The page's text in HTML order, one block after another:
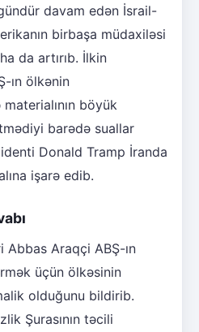
davam edən İsrail-
birbaşa müdaxiləsi
da artırıb. İlkin
ın ölkənin
böyük
barədə suallar
Donald Tramp İranda
işarə edib.
Abbas Araqçi ABŞ-ın
üçün ölkəsinin
olduğunu bildirib.
Şurasının təcili